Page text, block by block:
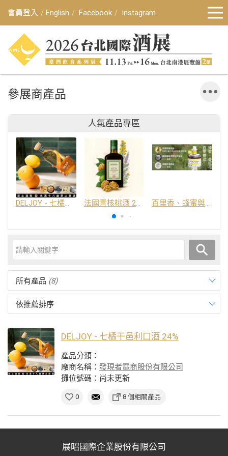
會員登入 English Facebook Instagram
參展商產品
人氣產品專區
DELJOY - 七橘干邑利口酒 24% 法國青核桃酒 25% 百里香、蜂蜜與番紅花酒
所有產品 (8)
依推薦排序
DELJOY - 七橘干邑利口酒 24%
產品分類：
廠商名稱： 發現者電商股份有限公司
攤位號碼：尚未更新
0 8 個相關產品
展昭國際企業股份有限公司